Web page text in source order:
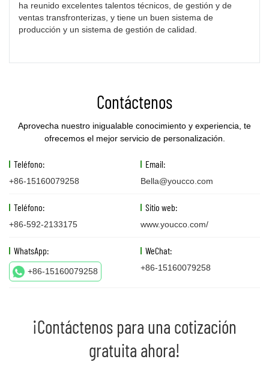
ha reunido excelentes talentos técnicos, de gestión y de
ventas transfronterizas, y tiene un buen sistema de
producción y un sistema de gestión de calidad.
Contáctenos
Aprovecha nuestro inigualable conocimiento y experiencia, te
ofrecemos el mejor servicio de personalización.
Teléfono:
+86-15160079258
Email:
Bella@youcco.com
Teléfono:
+86-592-2133175
Sitio web:
www.youcco.com/
WhatsApp:
+86-15160079258
WeChat:
+86-15160079258
¡Contáctenos para una cotización
gratuita ahora!